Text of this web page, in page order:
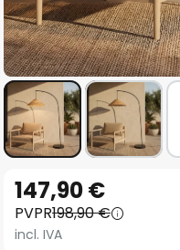
comienzo
de
147,90 €
PVPR198,90 €
incl. IVA